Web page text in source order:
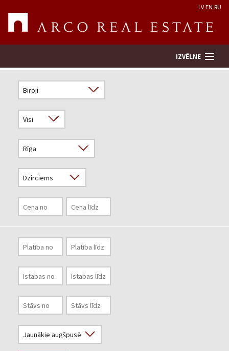
LV EN RU
IZVĒLNE
Novērtēt īpašumu
Uzņēmums
Pakalpojumi
Kontakti